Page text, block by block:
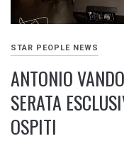
STAR PEOPLE NEWS
ANTONIO
SERATA
OSPITI